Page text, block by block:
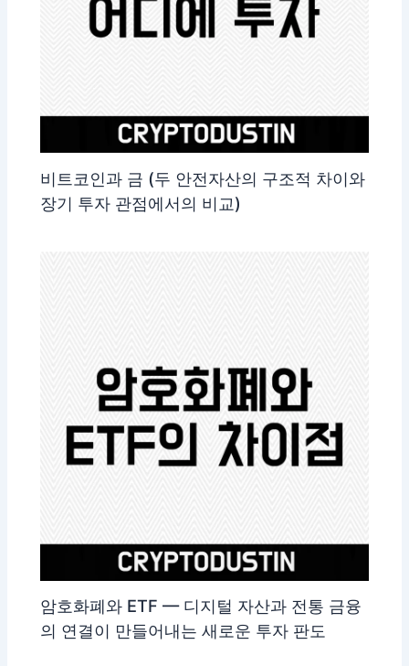
비트코인과 금 (두 안전자산의 구조적 차이와
장기 투자 관점에서의 비교)
암호화폐와 ETF — 디지털 자산과 전통 금융
의 연결이 만들어내는 새로운 투자 판도